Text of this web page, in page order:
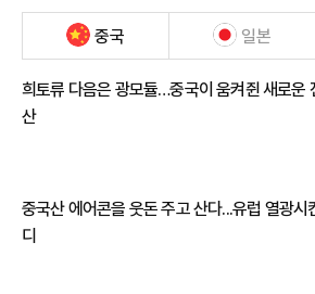
중국 일본
희토류 다음은 광모듈…중국이 움켜쥔 새로운
산
중국산 에어콘을 웃돈 주고 산다...유럽 열광시
디